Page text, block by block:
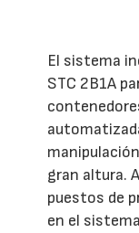
El sistema
STC 2B1A
gran altura.
puestos de
en el